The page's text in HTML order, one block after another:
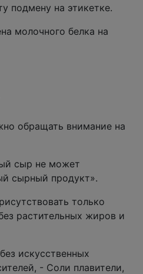
подмену на этикетке.
молочного белка на
обращать внимание на
сыр не может
сырный продукт».
только
растительных жиров и
искусственных
- Соли плавители,